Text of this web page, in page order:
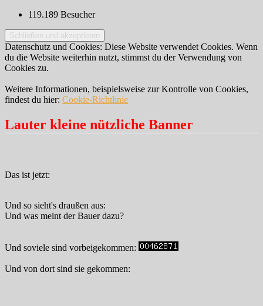
119.189 Besucher
Datenschutz und Cookies: Diese Website verwendet Cookies. Wenn
du die Website weiterhin nutzt, stimmst du der Verwendung von
Cookies zu.
Weitere Informationen, beispielsweise zur Kontrolle von Cookies,
findest du hier: Cookie-Richtlinie
Lauter kleine nützliche Banner
Das ist jetzt:
Und so sieht's draußen aus:
Und was meint der Bauer dazu?
Und soviele sind vorbeigekommen:
Und von dort sind sie gekommen: